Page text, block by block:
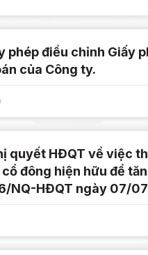
phép điều chỉnh Giấy
của Công ty.
quyết HĐQT về việc
đông hiện hữu để
NQ-HĐQT ngày 07/